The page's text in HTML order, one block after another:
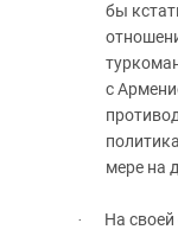
бы
с
мере на
·
На